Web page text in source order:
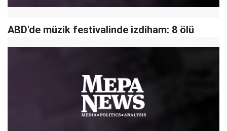
ABD'de müzik festivalinde izdiham: 8 ölü